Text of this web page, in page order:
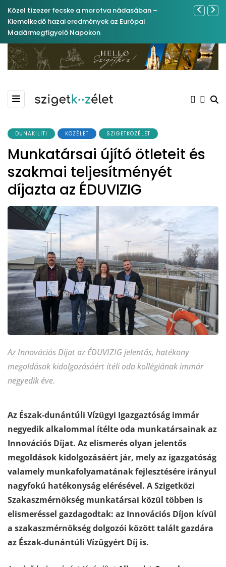
Közel tízezer fecske a morotva nádasában –
Kiemelkedő hazai eredmények az Európai
Madármegfigyelő Napokon
Ferenc
DUNAKILITI KÖZÉLET SZIGETKÖZÉLET
Munkatársai újító ötleteit és
szakmai teljesítményét
díjazta az ÉDUVIZIG
Az Innovációs Díjat az ÉDUVIZIG jelentős, hatékony
megoldások kidolgozásáért ítéli oda kollégiának immár
negyedik éve.
Az Észak-dunántúli Vízügyi Igazgaztóság immár
negyedik alkalommal ítélte oda munkatársainak az
Innovációs Díjat. Az elismerés olyan jelentős
megoldások kidolgozásáért jár, mely az igazgatóság
valamely munkafolyamatának fejlesztésére irányul
nagyfokú hatékonyság elérésével. A Szigetközi
Szakaszmérnökség munkatársai közül többen is
elismeréssel gazdagodtak: az Innovációs Díjon kívül
a szakaszmérnökség dolgozói között talált gazdára
az Észak-dunántúli Vízügyért Díj is.